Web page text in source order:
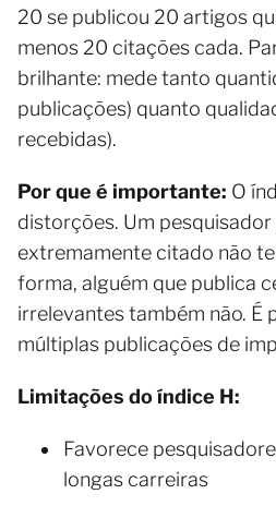
20 se publicou 20 artigos
menos 20 citações cada.
brilhante: mede tanto
publicações) quanto
recebidas).
Por que é importante: O
distorções. Um
extremamente citado não
forma, alguém que publica
irrelevantes também não. É
múltiplas publicações de
Limitações do índice H:
Favorece
longas carreiras